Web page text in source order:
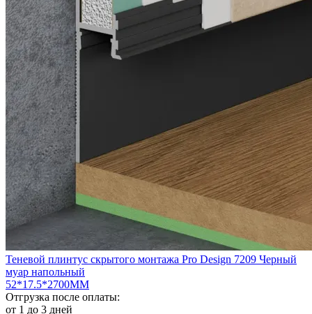
Теневой плинтус скрытого монтажа Pro Design 7209 Черный
муар напольный
52*17.5*2700ММ
Отгрузка после оплаты:
от 1 до 3 дней